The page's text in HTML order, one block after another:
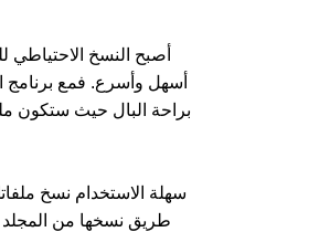
أسهل وأسرع. فمع برنامج
براحة البال حيث ستكون
طريق نسخها من المجلد